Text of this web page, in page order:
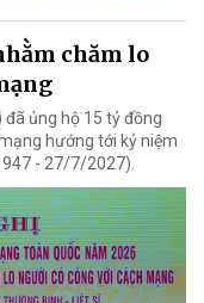
chăm lo
ủng hộ 15 tỷ đồng
hướng tới kỷ niệm
- 27/7/2027).